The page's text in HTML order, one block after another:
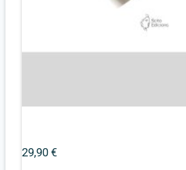
29,90 €